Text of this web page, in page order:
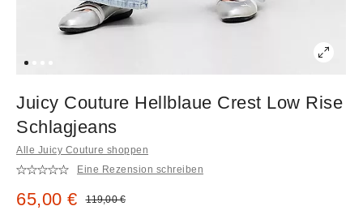
Juicy Couture Hellblaue Crest Low Rise
Schlagjeans
Alle Juicy Couture shoppen
Eine Rezension schreiben
Sale Preis:
65,00 € Original Preis:
119,00 €